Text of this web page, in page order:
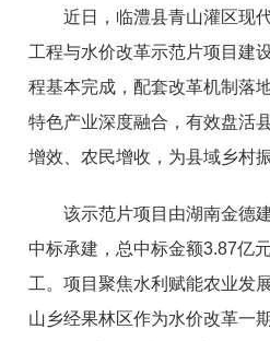
近日，临澧县青山灌区现
工程与水价改革示范片项目建
程基本完成，配套改革机制落
特色产业深度融合，有效盘活
增效、农民增收，为县域乡村
该示范片项目由湖南金德
中标承建，总中标金额3.87亿
工。项目聚焦水利赋能农业发
山乡经果林区作为水价改革一